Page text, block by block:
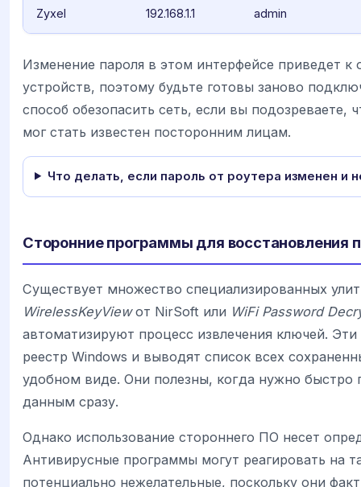
Zyxel 192.168.1.1 admin
Изменение пароля в этом интерфейсе приведет к
устройств, поэтому будьте готовы заново
способ обезопасить сеть, если вы подозреваете,
мог стать известен посторонним лицам.
Что делать, если пароль от роутера изменен и
Сторонние программы для восстановления
Существует множество специализированных
WirelessKeyViewот NirSoft или WiFi Password
автоматизируют процесс извлечения ключей.
реестр Windows и выводят список всех
удобном виде. Они полезны, когда нужно быстро
данным сразу.
Однако использование стороннего ПО несет
Антивирусные программы могут реагировать на
потенциально нежелательные, поскольку они